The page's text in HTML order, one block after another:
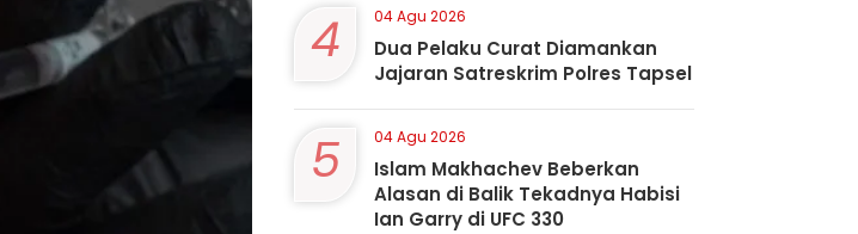
4 04 Agu 2026
Dua Pelaku Curat Diamankan
Jajaran Satreskrim Polres Tapsel
5 04 Agu 2026
Islam Makhachev Beberkan
Alasan di Balik Tekadnya Habisi
Ian Garry di UFC 330